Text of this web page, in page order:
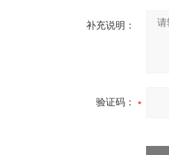
补充说明：
验证码：